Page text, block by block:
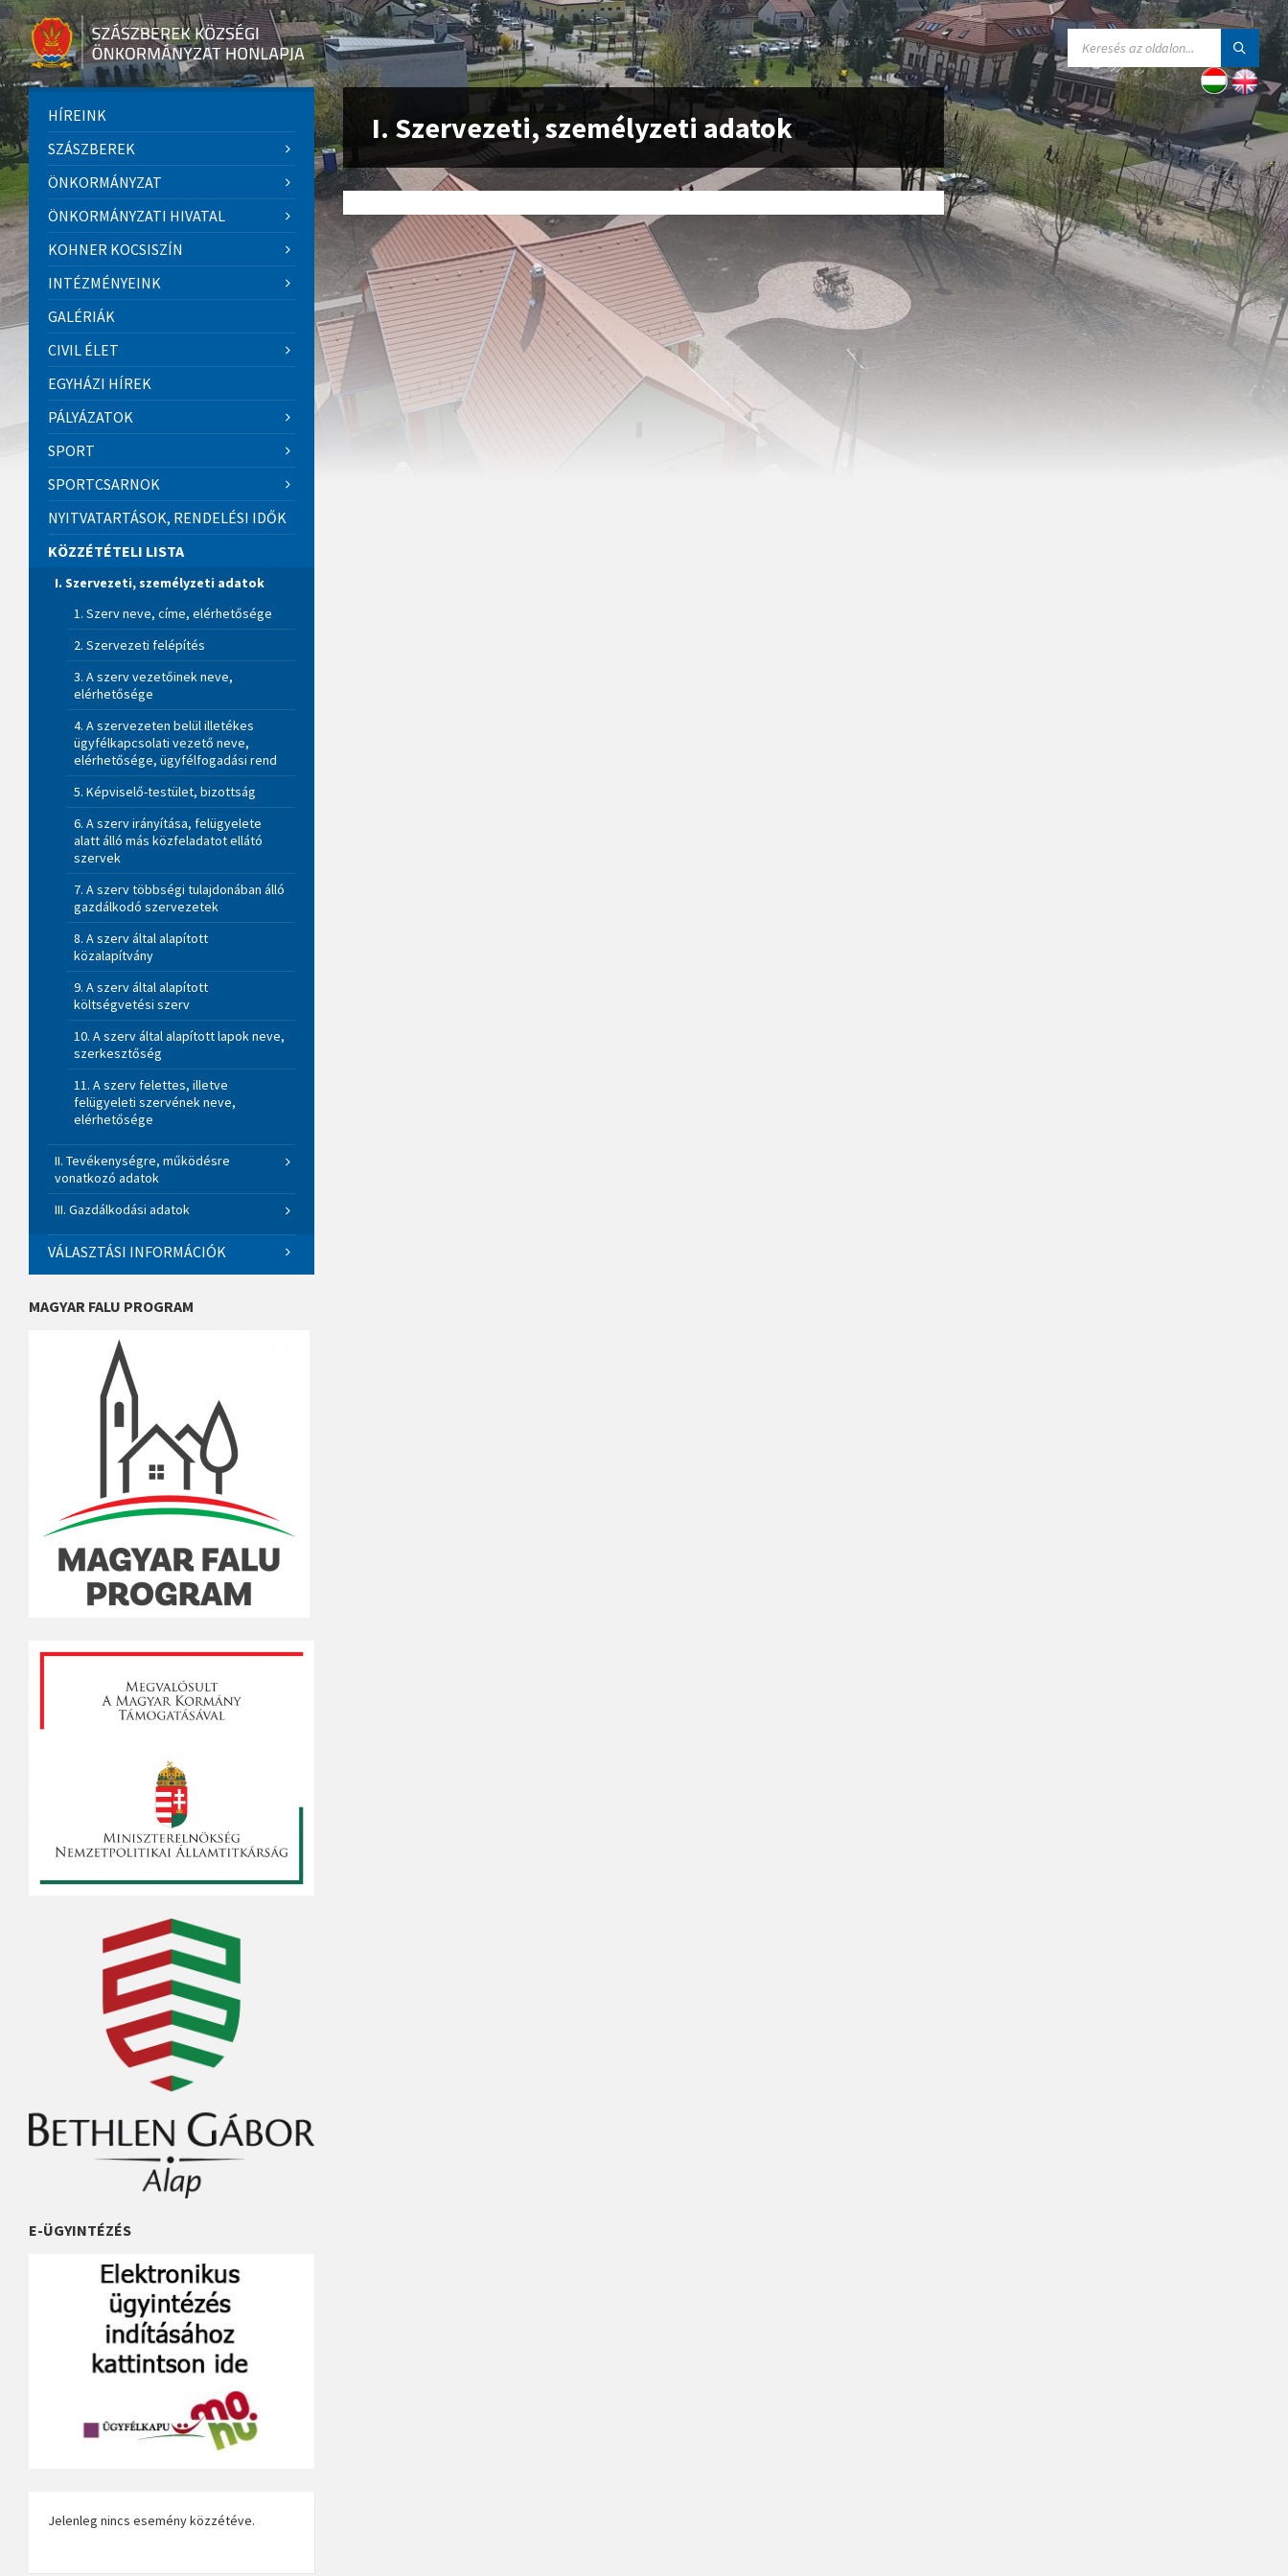
I. Szervezeti, személyzeti adatok
HÍREINK
SZÁSZBEREK
ÖNKORMÁNYZAT
ÖNKORMÁNYZATI HIVATAL
KOHNER KOCSISZÍN
INTÉZMÉNYEINK
GALÉRIÁK
CIVIL ÉLET
EGYHÁZI HÍREK
PÁLYÁZATOK
SPORT
SPORTCSARNOK
NYITVATARTÁSOK, RENDELÉSI IDŐK
KÖZZÉTÉTELI LISTA
I. Szervezeti, személyzeti adatok
1. Szerv neve, címe, elérhetősége
2. Szervezeti felépítés
3. A szerv vezetőinek neve,
elérhetősége
4. A szervezeten belül illetékes
ügyfélkapcsolati vezető neve,
elérhetősége, ügyfélfogadási rend
5. Képviselő-testület, bizottság
6. A szerv irányítása, felügyelete
alatt álló más közfeladatot ellátó
szervek
7. A szerv többségi tulajdonában álló
gazdálkodó szervezetek
8. A szerv által alapított
közalapítvány
9. A szerv által alapított
költségvetési szerv
10. A szerv által alapított lapok neve,
szerkesztőség
11. A szerv felettes, illetve
felügyeleti szervének neve,
elérhetősége
II. Tevékenységre, működésre
vonatkozó adatok
III. Gazdálkodási adatok
VÁLASZTÁSI INFORMÁCIÓK
MAGYAR FALU PROGRAM
E-ÜGYINTÉZÉS
Jelenleg nincs esemény közzétéve.